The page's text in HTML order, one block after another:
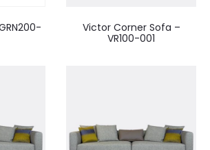
Victor Corner Sofa –
VR100-001